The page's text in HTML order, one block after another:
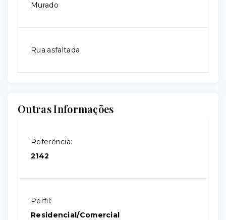
Murado
Rua asfaltada
Outras Informações
Referência:
2142
Perfil:
Residencial/Comercial